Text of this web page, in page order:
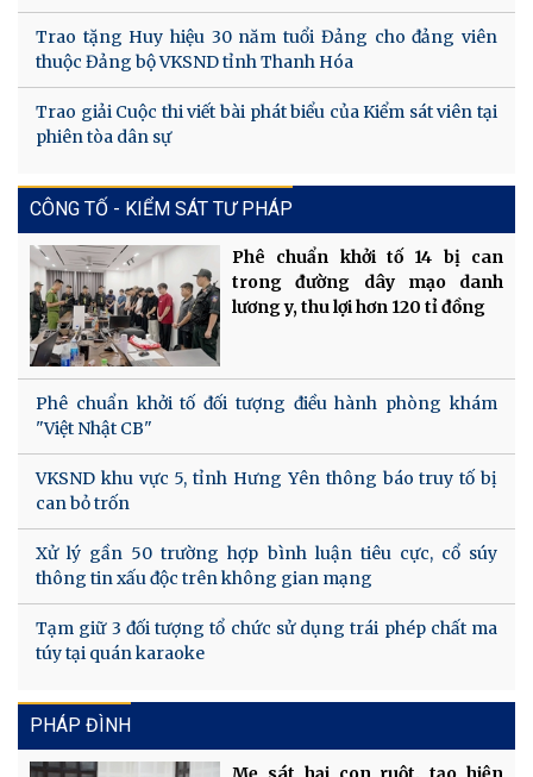
Trao tặng Huy hiệu 30 năm tuổi Đảng cho đảng viên
thuộc Đảng bộ VKSND tỉnh Thanh Hóa
Trao giải Cuộc thi viết bài phát biểu của Kiểm sát viên tại
phiên tòa dân sự
CÔNG TỐ - KIỂM SÁT TƯ PHÁP
Phê chuẩn khởi tố 14 bị can
trong đường dây mạo danh
lương y, thu lợi hơn 120 tỉ đồng
Phê chuẩn khởi tố đối tượng điều hành phòng khám
"Việt Nhật CB"
VKSND khu vực 5, tỉnh Hưng Yên thông báo truy tố bị
can bỏ trốn
Xử lý gần 50 trường hợp bình luận tiêu cực, cổ súy
thông tin xấu độc trên không gian mạng
Tạm giữ 3 đối tượng tổ chức sử dụng trái phép chất ma
túy tại quán karaoke
PHÁP ĐÌNH